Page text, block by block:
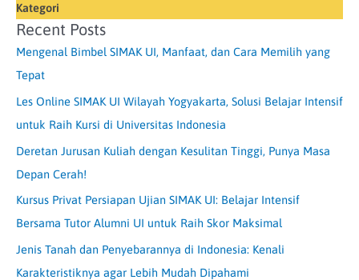
Kategori
Recent Posts
Mengenal Bimbel SIMAK UI, Manfaat, dan Cara Memilih yang
Tepat
Les Online SIMAK UI Wilayah Yogyakarta, Solusi Belajar Intensif
untuk Raih Kursi di Universitas Indonesia
Deretan Jurusan Kuliah dengan Kesulitan Tinggi, Punya Masa
Depan Cerah!
Kursus Privat Persiapan Ujian SIMAK UI: Belajar Intensif
Bersama Tutor Alumni UI untuk Raih Skor Maksimal
Jenis Tanah dan Penyebarannya di Indonesia: Kenali
Karakteristiknya agar Lebih Mudah Dipahami